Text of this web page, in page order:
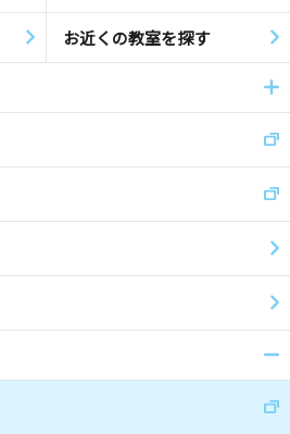
お近くの教室を探す